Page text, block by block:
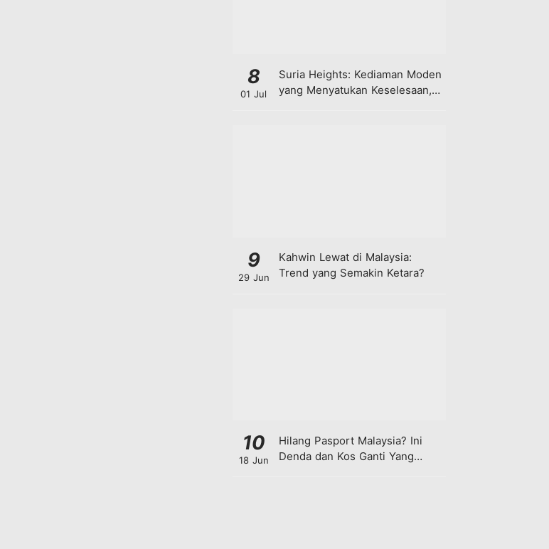
8
01 Jul
Suria Heights: Kediaman Moden
yang Menyatukan Keselesaan,
9
29 Jun
Kahwin Lewat di Malaysia:
Trend yang Semakin Ketara?
10
18 Jun
Hilang Pasport Malaysia? Ini
Denda dan Kos Ganti Yang